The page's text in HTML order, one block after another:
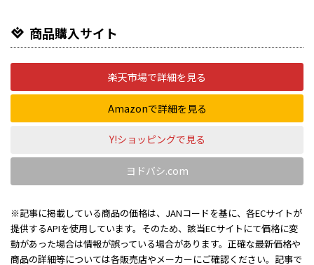
商品購入サイト
楽天市場で詳細を見る
Amazonで詳細を見る
Y!ショッピングで見る
ヨドバシ.com
※記事に掲載している商品の価格は、JANコードを基に、各ECサイトが
提供するAPIを使用しています。そのため、該当ECサイトにて価格に変
動があった場合は情報が誤っている場合があります。正確な最新価格や
商品の詳細等については各販売店やメーカーにご確認ください。記事で